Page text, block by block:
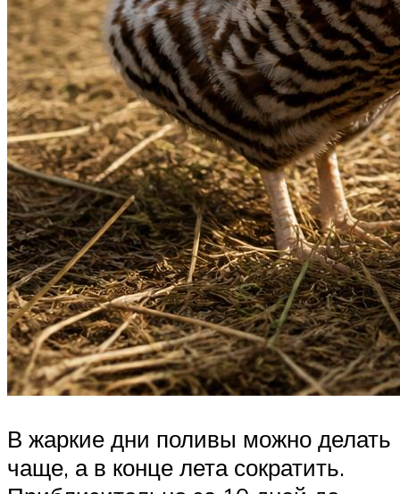
В жаркие дни поливы можно делать
чаще, а в конце лета сократить.